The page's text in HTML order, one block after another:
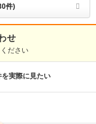
えください。
件)
せ
ださい
を実際に見たい